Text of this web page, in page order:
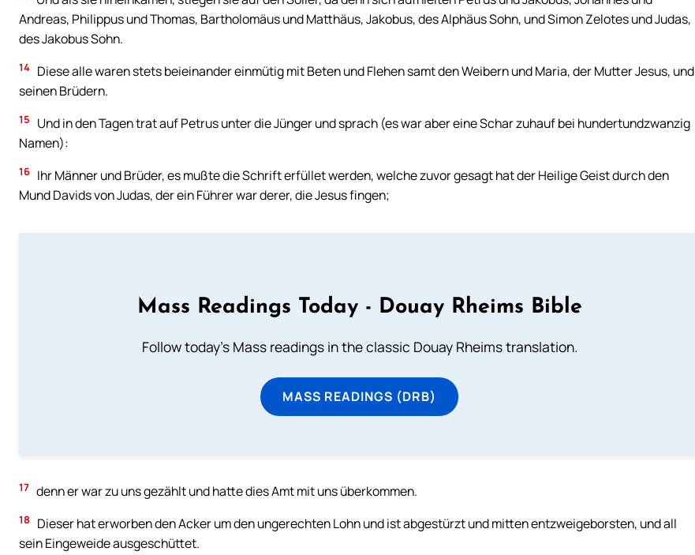
Andreas, Philippus und Thomas, Bartholomäus und Matthäus, Jakobus, des Alphäus Sohn, und Simon Zelotes und Judas,
des Jakobus Sohn.
14 Diese alle waren stets beieinander einmütig mit Beten und Flehen samt den Weibern und Maria, der Mutter Jesus, und
seinen Brüdern.
15
Und in den Tagen trat auf Petrus unter die Jünger und sprach (es war aber eine Schar zuhauf bei hundertundzwanzig
Namen):
16 Ihr Männer und Brüder, es mußte die Schrift erfüllet werden, welche zuvor gesagt hat der Heilige Geist durch den
Mund Davids von Judas, der ein Führer war derer, die Jesus fingen;
Mass Readings Today - Douay Rheims Bible
Follow today's Mass readings in the classic Douay Rheims translation.
MASS READINGS (DRB)
17 denn er war zu uns gezählt und hatte dies Amt mit uns überkommen.
18
Dieser hat erworben den Acker um den ungerechten Lohn und ist abgestürzt und mitten entzweigeborsten, und all
sein Eingeweide ausgeschüttet.